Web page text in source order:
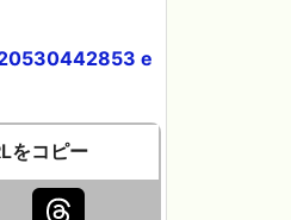
e
をコピー